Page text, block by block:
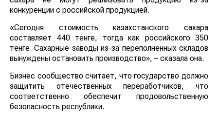
конкуренции с российской продукцией.
«Сегодня стоимость казахстанского сахара
составляет 440 тенге, тогда как российского 350
тенге. Сахарные заводы из-за переполненных складов
вынуждены остановить производство», – сказала она.
Бизнес сообщество считает, что государство должно
защитить отечественных переработчиков, что
соответственно обеспечит продовольственную
безопасность республики.